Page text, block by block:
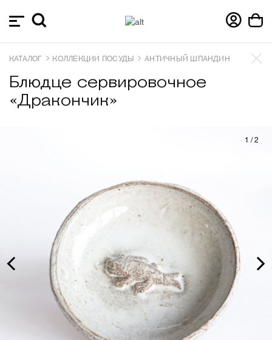
КАТАЛОГ КОЛЛЕКЦИИ ПОСУДЫ АНТИЧНЫЙ ШПАНДИН
Блюдце сервировочное
«Дракончик»
1 /2